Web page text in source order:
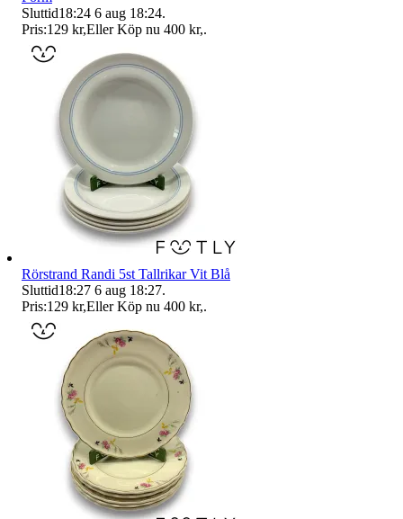
Sluttid18:24 6 aug 18:24.
Pris:129 kr,Eller Köp nu 400 kr,.
Rörstrand Randi 5st Tallrikar Vit Blå
Sluttid18:27 6 aug 18:27.
Pris:129 kr,Eller Köp nu 400 kr,.